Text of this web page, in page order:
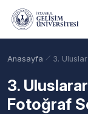
Ana içeriğe geç
Anasayfa 3.
3.
Fotoğraf